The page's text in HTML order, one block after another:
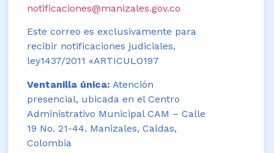
notificaciones@manizales.gov.co
Este correo es exclusivamente para
recibir notificaciones judiciales,
ley1437/2011 «ARTICULO197
Ventanilla única: Atención
presencial, ubicada en el Centro
Administrativo Municipal CAM – Calle
19 No. 21-44. Manizales, Caldas,
Colombia